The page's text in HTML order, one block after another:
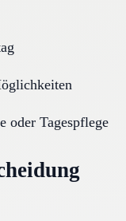
oder Tagespflege